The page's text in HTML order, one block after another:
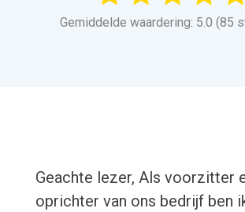
Gemiddelde waardering: 5.0 (85
Geachte lezer, Als voorzitter
oprichter van ons bedrijf ben